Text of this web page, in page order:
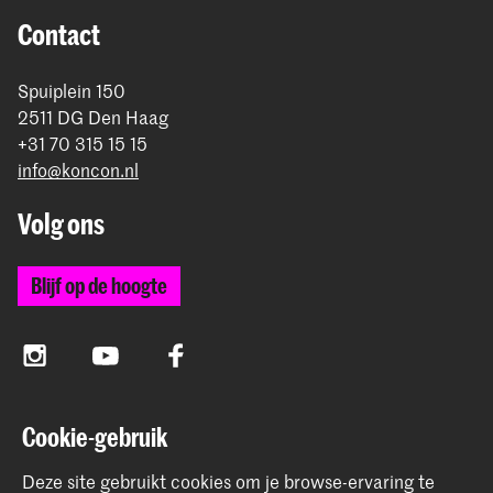
Contact
Spuiplein 150
2511 DG Den Haag
+31 70 315 15 15
info@koncon.nl
Volg ons
Blijf op de hoogte
InstagramYouTube Facebook
Het Koninklijk Conservatorium en de Koninklijke
Academie van Beeldende Kunsten vormen samen
Cookie-gebruik
Deze site gebruikt cookies om je browse-ervaring te